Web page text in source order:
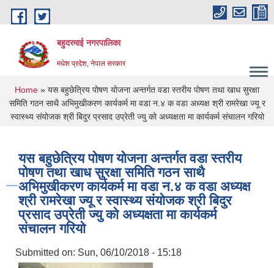
Skip to main content
बहुदरमाई नगरपालिका
मधेश प्रदेश, नेपाल सरकार
You are here
Home » यस बहुछेत्रिय पोषण योजना अन्तर्गत वडा स्तरीय पोषण तथा खाध सुरक्षा
समिति गठन साथै अभिमुखीकरण कार्यकर्म मा वडा न.४ क वडा अध्यक्ष श्री रामरेखा ज्यू र
स्वास्थ्य संयोजक श्री बिदुर प्रसाद उप्रेती ज्यु को अध्यक्षता मा कार्यकर्म संचालन गरियो
यस बहुछेत्रिय पोषण योजना अन्तर्गत वडा स्तरीय
पोषण तथा खाध सुरक्षा समिति गठन साथै
अभिमुखीकरण कार्यकर्म मा वडा न.४ क वडा अध्यक्ष
श्री रामरेखा ज्यू र स्वास्थ्य संयोजक श्री बिदुर
प्रसाद उप्रेती ज्यु को अध्यक्षता मा कार्यकर्म
संचालन गरियो
Submitted on: Sun, 06/10/2018 - 15:18